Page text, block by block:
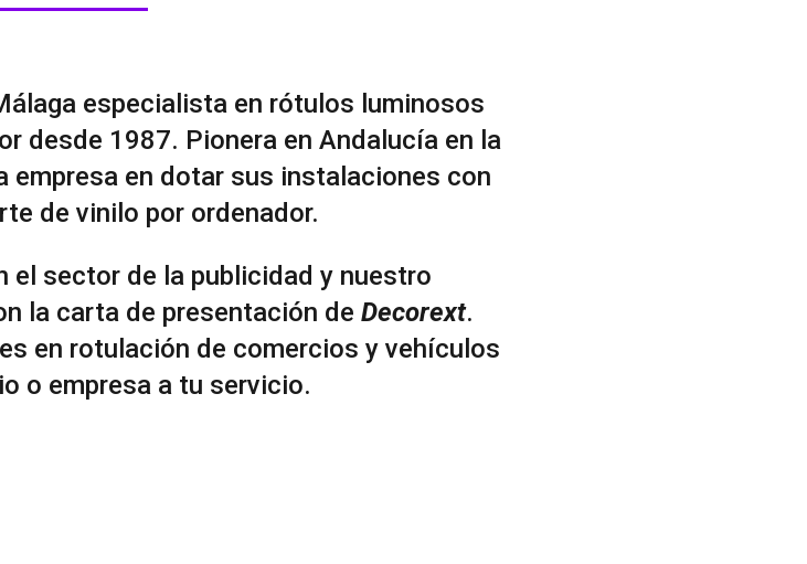
especialista en rótulos luminosos
desde 1987. Pionera en Andalucía en la
empresa en dotar sus instalaciones con
de vinilo por ordenador.
el sector de la publicidad y nuestro
la carta de presentación de Decorext.
en rotulación de comercios y vehículos
o empresa a tu servicio.